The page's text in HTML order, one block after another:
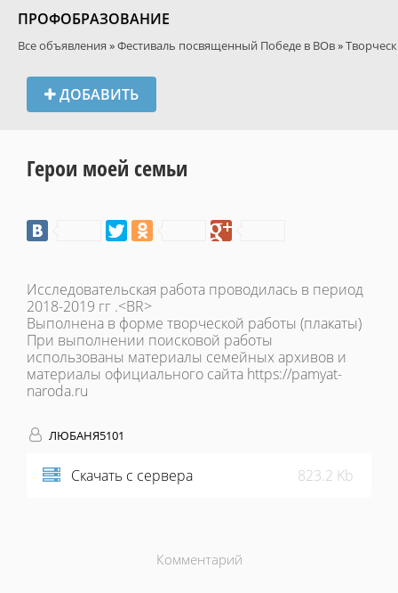
ПРОФОБРАЗОВАНИЕ
Все объявления »Фестиваль посвященный Победе в ВОв»
ДОБАВИТЬ
Герои моей семьи
Исследовательская работа проводилась в период
2018-2019 гг .<BR>
Выполнена в форме творческой работы (плакаты)
При выполнении поисковой работы
использованы материалы семейных архивов и
материалы официального сайта https://pamyat-
naroda.ru
ЛЮБАНЯ5101
Скачать с сервера 823.2 Kb
Комментарий